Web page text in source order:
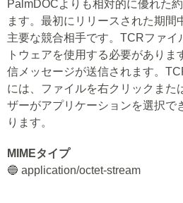
PalmDOCよりも相対的に優れた
ます。最初にリリースされた期間
主要な競合相手です。TCRファイ
トウェアを使用する必要がありま
信メッセージが送信されます。
には、ファイルを右クリックまた
ザーがアプリケーションを選択で
ります。
MIMEタイプ
🔵 application/octet-stream